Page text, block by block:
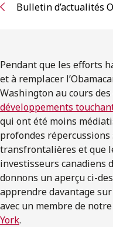
Bulletin d’actualités
Pendant que les efforts
et à remplacer
Washington au cours
développements
qui ont été moins
profondes
transfrontalières et que
investisseurs canadiens
donnons un aperçu ci-
apprendre davantage
avec un membre de notre
York.